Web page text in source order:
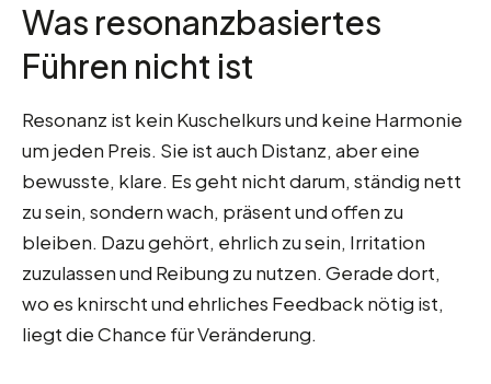
Was resonanzbasiertes
Führen nicht ist
Resonanz ist kein Kuschelkurs und keine Harmonie
um jeden Preis. Sie ist auch Distanz, aber eine
bewusste, klare. Es geht nicht darum, ständig nett
zu sein, sondern wach, präsent und offen zu
bleiben. Dazu gehört, ehrlich zu sein, Irritation
zuzulassen und Reibung zu nutzen. Gerade dort,
wo es knirscht und ehrliches Feedback nötig ist,
liegt die Chance für Veränderung.